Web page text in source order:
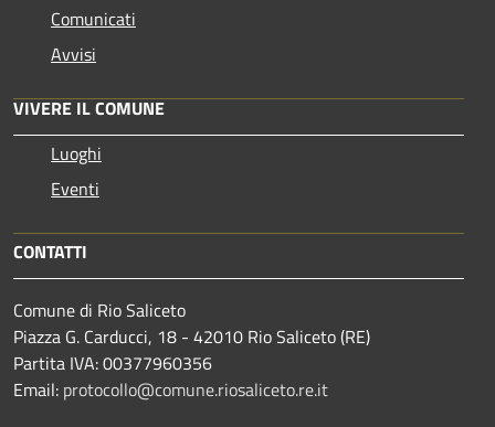
Comunicati
Avvisi
VIVERE IL COMUNE
Luoghi
Eventi
CONTATTI
Comune di Rio Saliceto
Piazza G. Carducci, 18 - 42010 Rio Saliceto (RE)
Partita IVA: 00377960356
Email: protocollo@comune.riosaliceto.re.it